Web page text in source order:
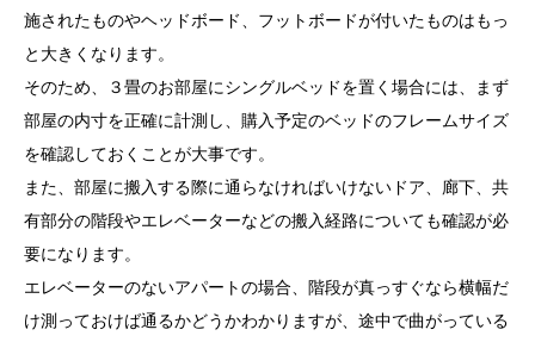
施されたものやヘッドボード、フットボードが付いたものはもっ
と大きくなります。
そのため、３畳のお部屋にシングルベッドを置く場合には、まず
部屋の内寸を正確に計測し、購入予定のベッドのフレームサイズ
を確認しておくことが大事です。
また、部屋に搬入する際に通らなければいけないドア、廊下、共
有部分の階段やエレベーターなどの搬入経路についても確認が必
要になります。
エレベーターのないアパートの場合、階段が真っすぐなら横幅だ
け測っておけば通るかどうかわかりますが、途中で曲がっている